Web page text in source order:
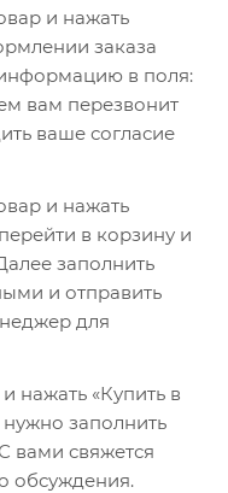
и нажать
заказа
в поля:
вам перезвонит
ваше согласие
и нажать
в корзину и
заполнить
и отправить
для
нажать «Купить в
заполнить
вами свяжется
обсуждения.